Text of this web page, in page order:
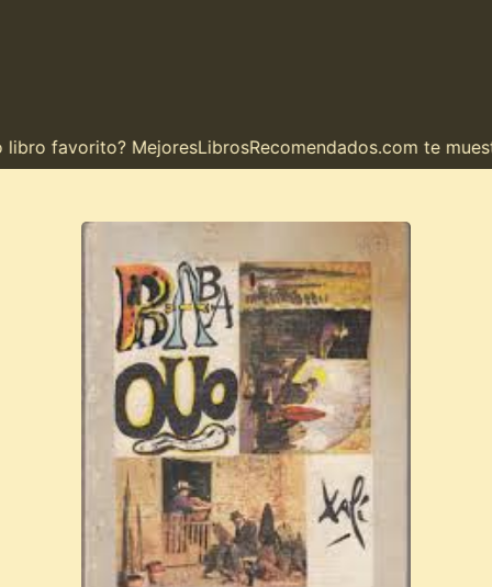
MejoresLibrosRecomendados.com te muestra el